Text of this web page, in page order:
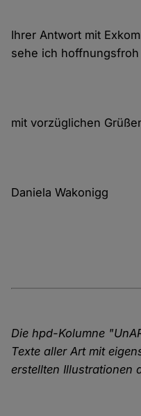
Ihrer Antwort mit
sehe ich
mit vorzüglichen
Daniela Wakonigg
Die hpd-Kolumne
Texte aller Art mit
erstellten Illustrationen